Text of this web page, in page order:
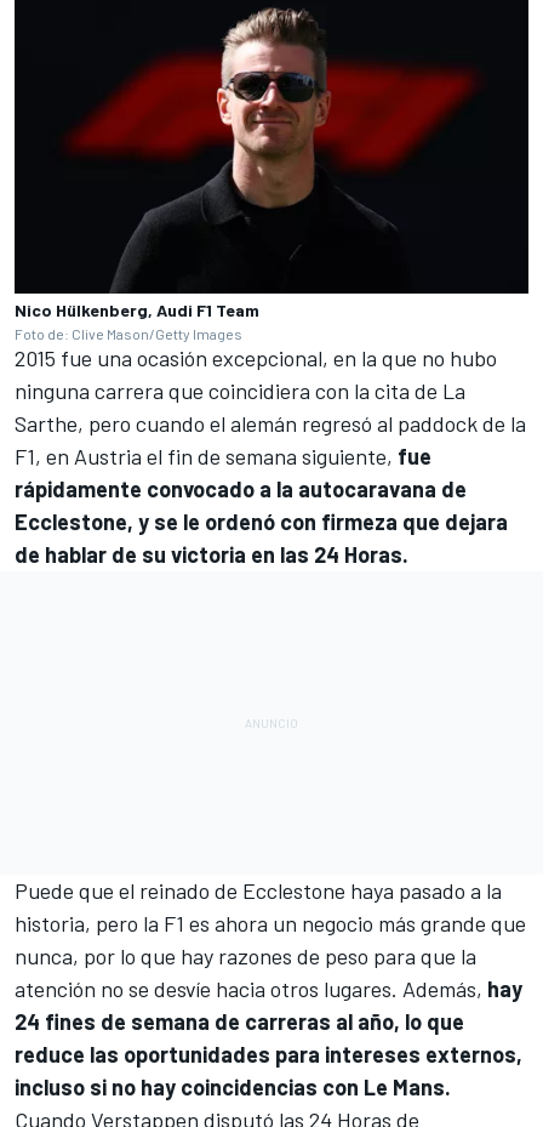
Nico Hülkenberg, Audi F1 Team
Foto de: Clive Mason/Getty Images
2015 fue una ocasión excepcional, en la que no hubo
ninguna carrera que coincidiera con la cita de La
Sarthe, pero cuando el alemán regresó al paddock de la
F1, en Austria el fin de semana siguiente, fue
rápidamente convocado a la autocaravana de
Ecclestone, y se le ordenó con firmeza que dejara
de hablar de su victoria en las 24 Horas.
Puede que el reinado de Ecclestone haya pasado a la
historia, pero la F1 es ahora un negocio más grande que
nunca, por lo que hay razones de peso para que la
atención no se desvíe hacia otros lugares. Además, hay
24 fines de semana de carreras al año, lo que
reduce las oportunidades para intereses externos,
incluso si no hay coincidencias con Le Mans.
Cuando Verstappen disputó las 24 Horas de